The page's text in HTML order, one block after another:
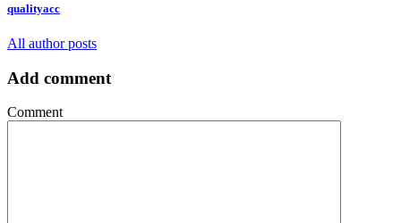
qualityacc
All author posts
Add comment
Comment